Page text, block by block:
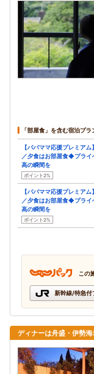
「部屋食」を含む宿泊プラ
【パパママ応援プレミア
／夕食はお部屋食◆プライ
高の瞬間を
ポイント2%
【パパママ応援プレミア
／夕食はお部屋食◆プライ
高の瞬間を
ポイント2%
この
新幹線/特急付
ディナーは舟盛・伊勢